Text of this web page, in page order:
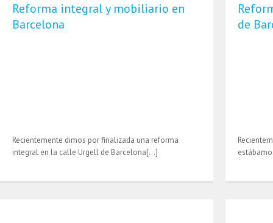
Reforma integral y mobiliario en
Barcelona
Recientemente dimos por finalizada una reforma
integral en la calle Urgell de Barcelona[…]
de